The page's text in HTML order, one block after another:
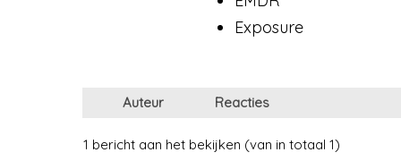
Exposure
Auteur Reacties
1 bericht aan het bekijken (van in totaal 1)